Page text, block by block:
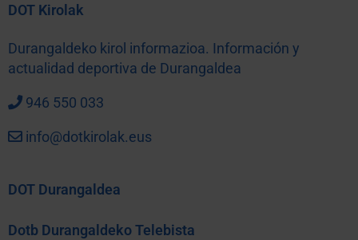
DOT Kirolak
Durangaldeko kirol informazioa. Información y
actualidad deportiva de Durangaldea
946 550 033
info@dotkirolak.eus
DOT Durangaldea
Dotb Durangaldeko Telebista